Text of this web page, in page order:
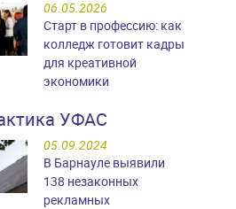
06.05.2026
Старт в профессию: как
колледж готовит кадры
для креативной
экономики
УФАС
05.09.2024
В Барнауле выявили
138 незаконных
рекламных